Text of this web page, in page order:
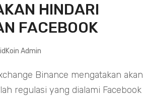
HINDARI
FACEBOOK
idKoin Admin
Binance mengatakan akan
regulasi yang dialami Facebook